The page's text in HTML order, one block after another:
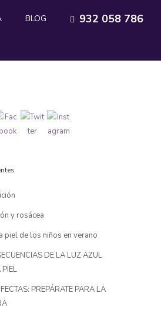
BLOG 932 058 786
y rosácea
piel de los niños en verano
DE LA LUZ AZUL
PREPÁRATE PARA LA